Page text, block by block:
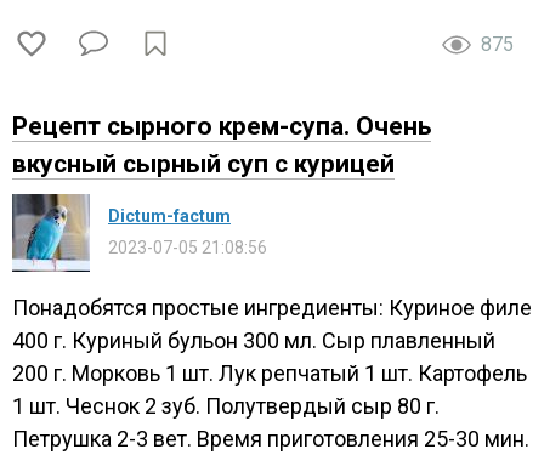
875
Рецепт сырного крем-супа. Очень
вкусный сырный суп с курицей
Dictum-factum
2023-07-05 21:08:56
Понадобятся простые ингредиенты: Куриное филе
400 г. Куриный бульон 300 мл. Сыр плавленный
200 г. Морковь 1 шт. Лук репчатый 1 шт. Картофель
1 шт. Чеснок 2 зуб. Полутвердый сыр 80 г.
Петрушка 2-3 вет. Время приготовления 25-30 мин.